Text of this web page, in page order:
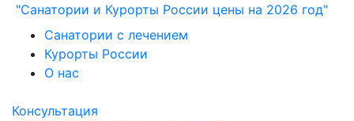
"Санатории и Курорты России цены на 2026 год"
Санатории с лечением
Курорты России
О нас
Консультация